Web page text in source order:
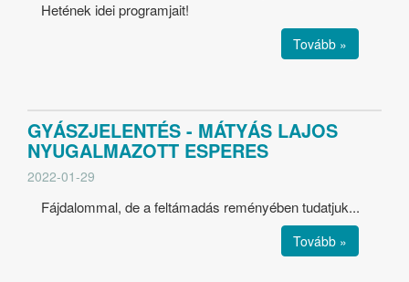
Hetének idei programjait!
Tovább »
GYÁSZJELENTÉS - MÁTYÁS LAJOS
NYUGALMAZOTT ESPERES
2022-01-29
Fájdalommal, de a feltámadás reményében tudatjuk...
Tovább »